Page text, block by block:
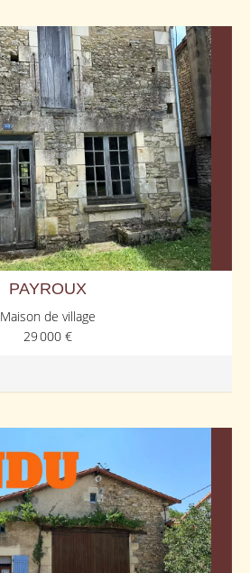
PAYROUX
Maison de village
29 000 €